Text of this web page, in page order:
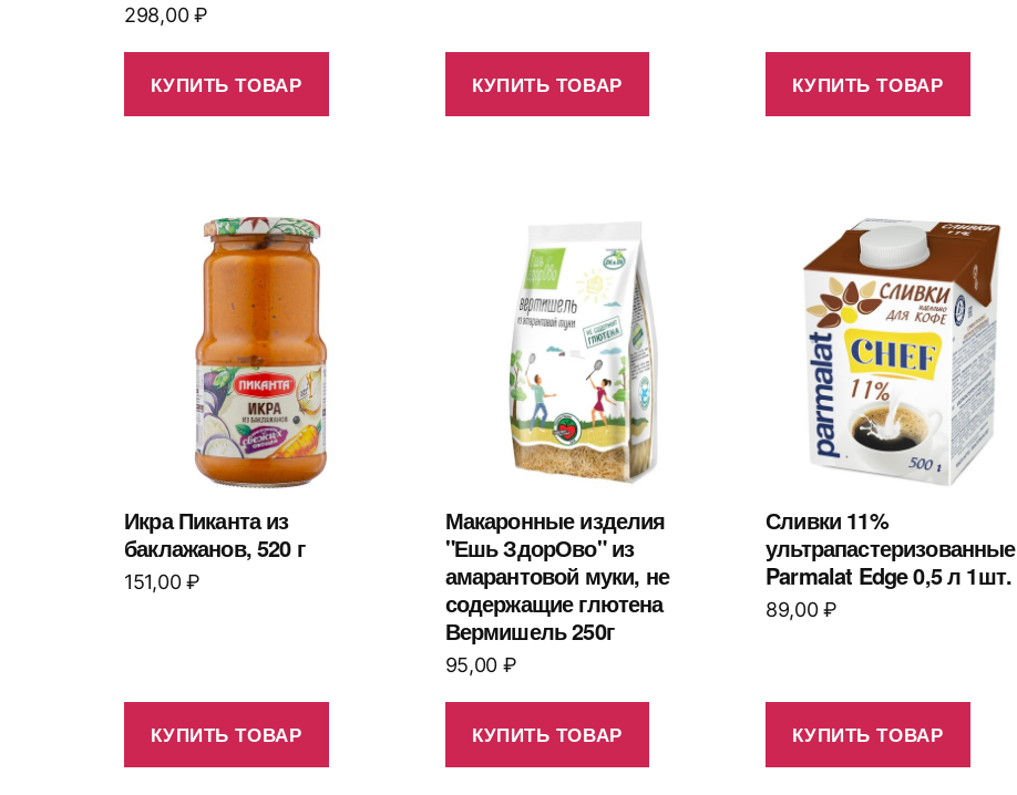
298,00₽
КУПИТЬ ТОВАР КУПИТЬ ТОВАР КУПИТЬ ТОВАР
Икра Пиканта из
баклажанов, 520 г
151,00₽
КУПИТЬ ТОВАР
Макаронные изделия
"Ешь ЗдорОво" из
амарантовой муки, не
содержащие глютена
Вермишель 250г
95,00 ₽
КУПИТЬ ТОВАР
Сливки 11%
ультрапастеризованные
Parmalat Edge 0,5 л 1шт.
89,00₽
КУПИТЬ ТОВАР